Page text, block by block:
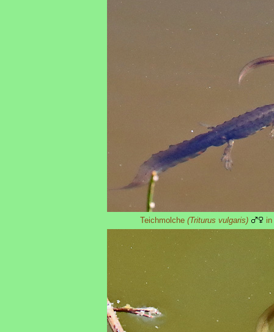
Teichmolche (Triturus vulgaris)